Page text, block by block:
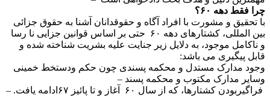
چرا فقط دهه ۶۰؟
با تحقیق و مشورت با افراد آگاه و حقوقدانان آشنا به حقوق جزائی
بین المللی، کشتارهای دهه ۶۰ حتی بر اساس قوانین جزایی نا رسا
و ناکامل موجود، به دلایل زیر جنایت علیه بشریت شناخته شده و
قابل پیگیری می باشد:
وجود مدارک مستدل و محکمه پسندی چون حکم ودستخط خمینی
وسایر مدارک مکتوب و محکمه پسند –
فراگیربودن کشتارها، که از سال ۶٠ آغاز و تا پائیز ۶۷ادامه یافت. –